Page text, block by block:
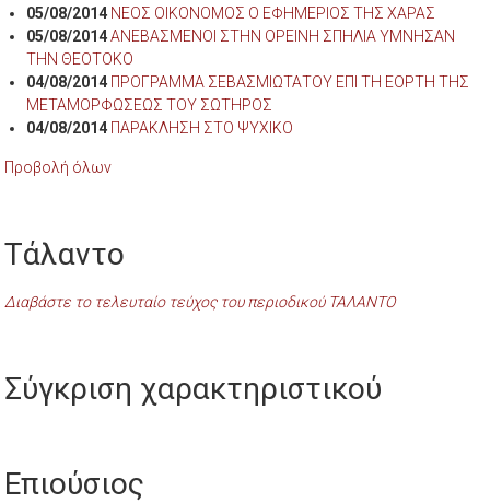
05/08/2014 ΝΕΟΣ ΟΙΚΟΝΟΜΟΣ Ο ΕΦΗΜΕΡΙΟΣ ΤΗΣ ΧΑΡΑΣ
05/08/2014 ΑΝΕΒΑΣΜΕΝΟΙ ΣΤΗΝ ΟΡΕΙΝΗ ΣΠΗΛΙΑ ΥΜΝΗΣΑΝ
ΤΗΝ ΘΕΟΤΟΚΟ
04/08/2014 ΠΡΟΓΡΑΜΜΑ ΣΕΒΑΣΜΙΩΤΑΤΟΥ ΕΠΙ ΤΗ ΕΟΡΤΗ ΤΗΣ
ΜΕΤΑΜΟΡΦΩΣΕΩΣ ΤΟΥ ΣΩΤΗΡΟΣ
04/08/2014 ΠΑΡΑΚΛΗΣΗ ΣΤΟ ΨΥΧΙΚΟ
Προβολή όλων
Τάλαντο
Διαβάστε το τελευταίο τεύχος του περιοδικού ΤΑΛΑΝΤΟ
Σύγκριση χαρακτηριστικού
Επιούσιος